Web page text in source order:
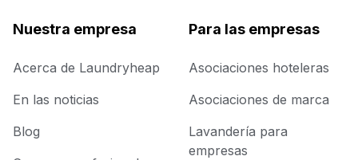
Nuestra empresa
Acerca de Laundryheap
En las noticias
Blog
Para las empresas
Asociaciones hoteleras
Asociaciones de marca
Lavandería para
empresas